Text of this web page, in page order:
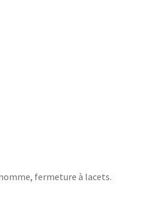
fermeture à lacets.